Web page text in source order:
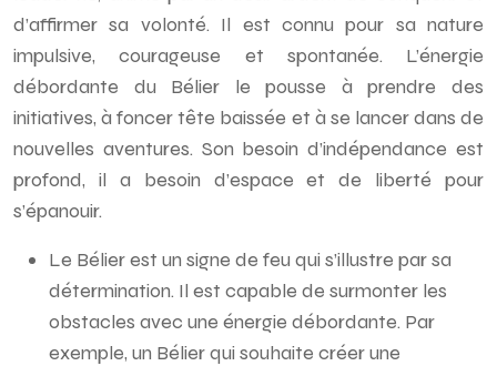
d’affirmer sa volonté. Il est connu pour sa nature
impulsive, courageuse et spontanée. L’énergie
débordante du Bélier le pousse à prendre des
initiatives, à foncer tête baissée et à se lancer dans de
nouvelles aventures. Son besoin d’indépendance est
profond, il a besoin d’espace et de liberté pour
s’épanouir.
Le Bélier est un signe de feu qui s’illustre par sa
détermination. Il est capable de surmonter les
obstacles avec une énergie débordante. Par
exemple, un Bélier qui souhaite créer une